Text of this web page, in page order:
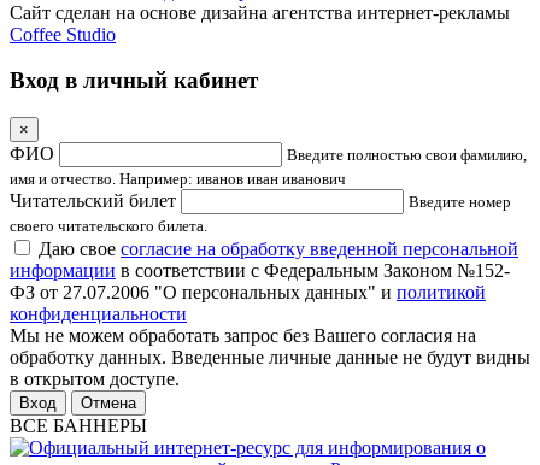
Сайт сделан на основе дизайна агентства интернет-рекламы
Coffee Studio
Вход в личный кабинет
×
ФИО
Введите полностью свои фамилию,
имя и отчество. Например: иванов иван иванович
Читательский билет
Введите номер
своего читательского билета.
Даю свое согласие на обработку введенной персональной
информации в соответствии с Федеральным Законом №152-
ФЗ от 27.07.2006 "О персональных данных" и политикой
конфиденциальности
Мы не можем обработать запрос без Вашего согласия на
обработку данных. Введенные личные данные не будут видны
в открытом доступе.
Отмена
ВСЕ БАННЕРЫ